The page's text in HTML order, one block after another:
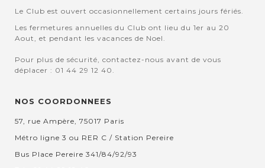
Le Club est ouvert occasionnellement certains jours fériés.
Les fermetures annuelles du Club ont lieu du 1er au 20
Aout, et pendant les vacances de Noel.
Pour plus de sécurité, contactez-nous avant de vous
déplacer : 01 44 29 12 40.
NOS COORDONNEES
57, rue Ampère, 75017 Paris
Métro ligne 3 ou RER C / Station Pereire
Bus Place Pereire 341/84/92/93